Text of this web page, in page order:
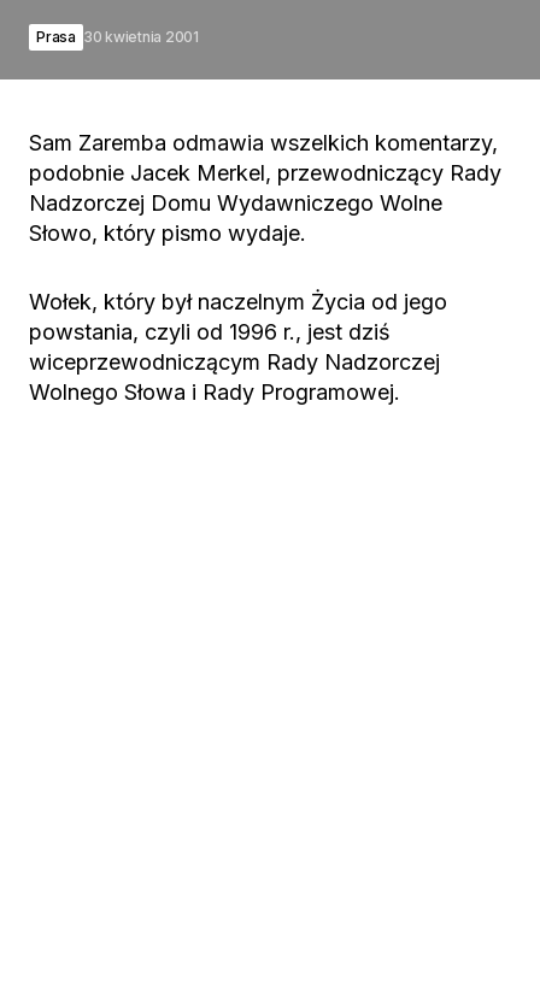
Prasa 30 kwietnia 2001
Sam Zaremba odmawia wszelkich komentarzy,
podobnie Jacek Merkel, przewodniczący Rady
Nadzorczej Domu Wydawniczego Wolne
Słowo, który pismo wydaje.
Wołek, który był naczelnym Życia od jego
powstania, czyli od 1996 r., jest dziś
wiceprzewodniczącym Rady Nadzorczej
Wolnego Słowa i Rady Programowej.